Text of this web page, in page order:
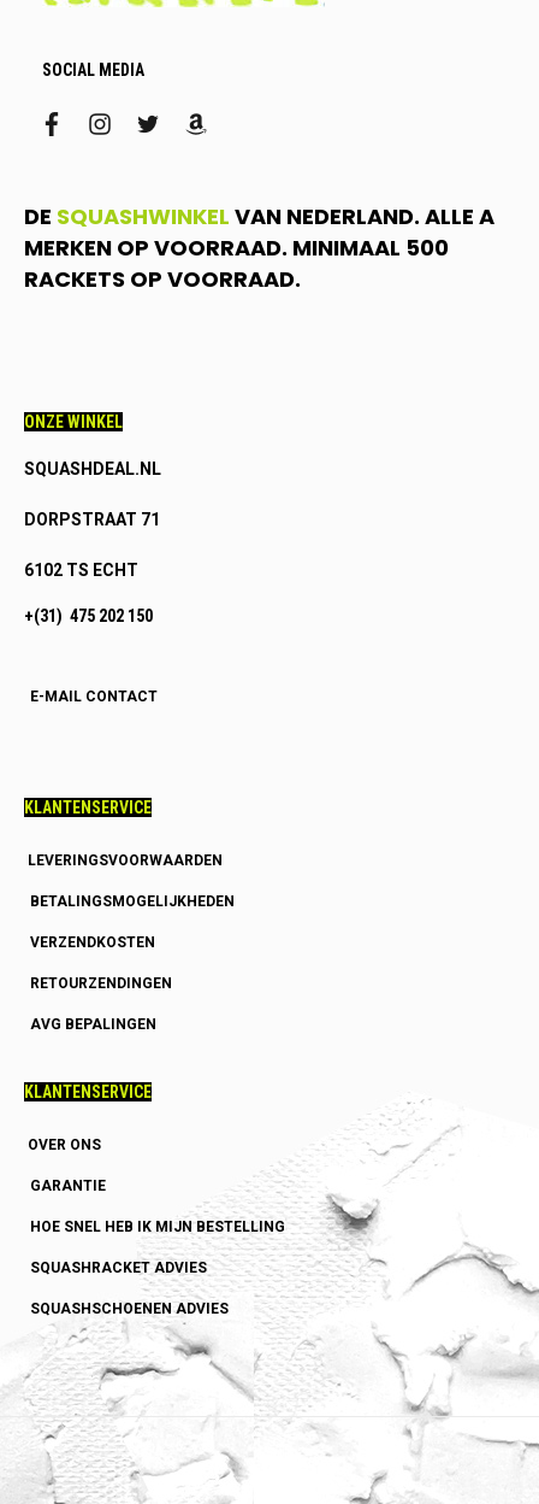
SOCIAL MEDIA
facebookinstagram
twitteramazon
DE SQUASHWINKEL VAN NEDERLAND. ALLE A
MERKEN OP VOORRAAD. MINIMAAL 500
RACKETS OP VOORRAAD.
ONZE WINKEL
SQUASHDEAL.NL
DORPSTRAAT 71
6102 TS ECHT
+(31) 475 202 150
E-MAIL CONTACT
KLANTENSERVICE
LEVERINGSVOORWAARDEN
BETALINGSMOGELIJKHEDEN
VERZENDKOSTEN
RETOURZENDINGEN
AVG BEPALINGEN
KLANTENSERVICE
OVER ONS
GARANTIE
HOE SNEL HEB IK MIJN BESTELLING
SQUASHRACKET ADVIES
SQUASHSCHOENEN ADVIES